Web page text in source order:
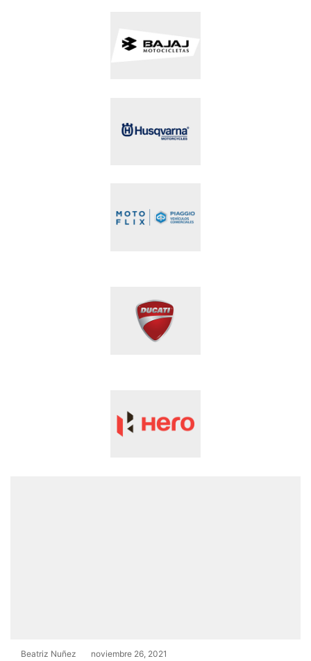
Beatriz Nuñez noviembre 26, 2021